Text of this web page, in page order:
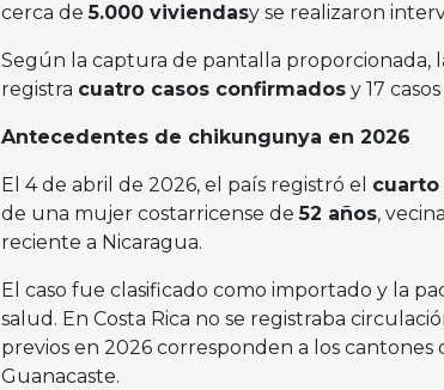
cerca de5.000 viviendasy se realizaron
Según la captura de pantalla proporcionada,
registra cuatro casos confirmadosy 17
Antecedentes de chikungunya en 2026
El 4 de abril de 2026, el país registró el cuarto
de una mujer costarricense de52 años,
reciente a Nicaragua.
El caso fue clasificado como importado y la
salud. En Costa Rica no se registraba
previos en 2026 corresponden a los cantones
Guanacaste.